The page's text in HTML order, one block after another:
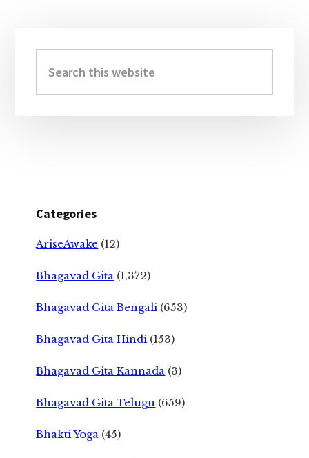
Sidebar
this
website
Categories
AriseAwake (12)
Bhagavad Gita (1,372)
Bhagavad Gita Bengali (653)
Bhagavad Gita Hindi (153)
Bhagavad Gita Kannada (3)
Bhagavad Gita Telugu (659)
Bhakti Yoga (45)